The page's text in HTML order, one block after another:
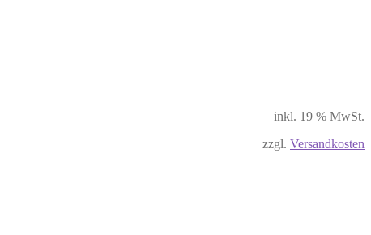
inkl. 19 % MwSt.
zzgl. Versandkosten